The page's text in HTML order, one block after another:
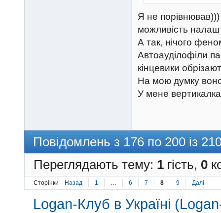
Я не
можливість
А так, нічого
Автоауділофіли
кінцевики
На мою думку
У мене
Повідомлень з 176 по 200 із
Переглядають тему: 1 гість, 0
Сторінки Назад 1 6 7 8 9 Далі
Logan-Клуб в Україні